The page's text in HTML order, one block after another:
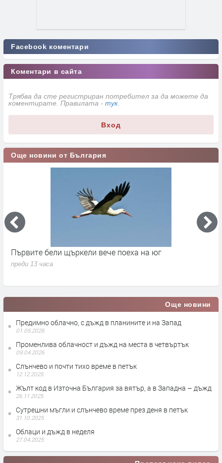
Facebook коментари
Коментари в сайта
Трябва да сте регистриран потребител за да можете да
коментирате. Правилата - тук
Вход
Още новини от България
Първите бели щъркели вече поеха на юг
преди 13 часа
Още новини
Предимно облачно, с дъжд в планините и на Запад
01.05.2026
Променлива облачност и дъжд на места в четвъртък
09.04.2026
Слънчево и почти тихо време в петък
12.12.2025
Жълт код в Източна България за вятър, а в Западна – дъжд
26.11.2025
Сутрешни мъгли и слънчево време през деня в петък
31.10.2025
Облаци и дъжд в неделя
27.04.2025